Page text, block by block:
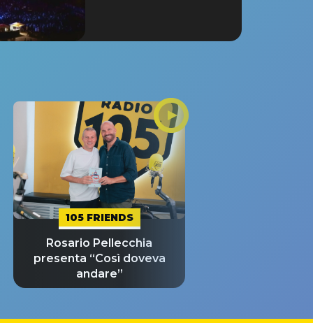
105 FRIENDS
Rosario Pellecchia
presenta “Così doveva
andare”